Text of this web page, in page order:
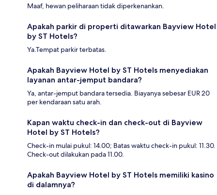
Maaf, hewan peliharaan tidak diperkenankan.
Apakah parkir di properti ditawarkan Bayview Hotel
by ST Hotels?
Ya.Tempat parkir terbatas.
Apakah Bayview Hotel by ST Hotels menyediakan
layanan antar-jemput bandara?
Ya, antar-jemput bandara tersedia. Biayanya sebesar EUR 20
per kendaraan satu arah.
Kapan waktu check-in dan check-out di Bayview
Hotel by ST Hotels?
Check-in mulai pukul: 14.00; Batas waktu check-in pukul: 11.30.
Check-out dilakukan pada 11.00.
Apakah Bayview Hotel by ST Hotels memiliki kasino
di dalamnya?